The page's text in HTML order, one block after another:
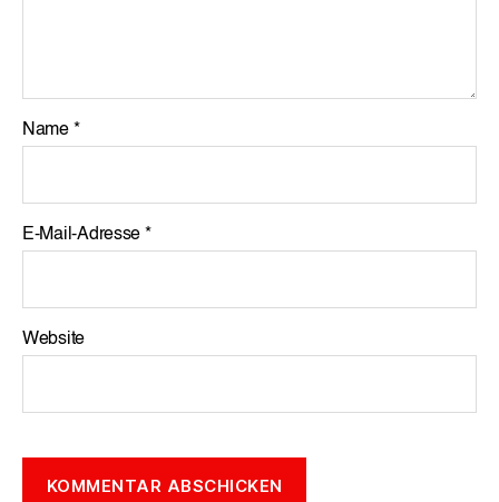
Name *
E-Mail-Adresse *
Website